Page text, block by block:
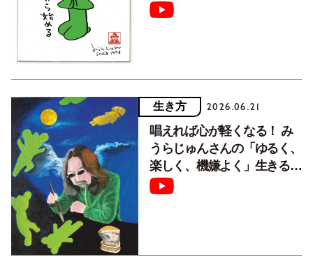
生き方 2026.06.21
唱えれば心が軽くなる！ み
うらじゅんさんの「ゆるく、
楽しく、機嫌よく」生きるた
めの言葉。【vol.1】